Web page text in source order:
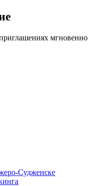
мгновенно
Судженске